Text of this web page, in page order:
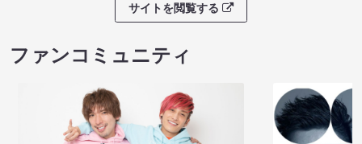
サイトを閲覧する
ファンコミュニティ